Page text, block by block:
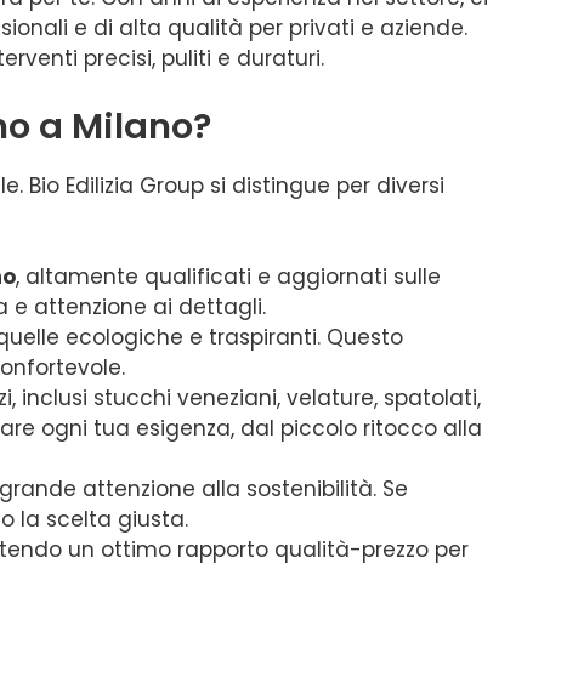
e di alta qualità per privati e aziende.
precisi, puliti e duraturi.
a Milano?
Edilizia Group si distingue per diversi
, altamente qualificati e aggiornati sulle
e attenzione ai dettagli.
ecologiche e traspiranti. Questo
inclusi stucchi veneziani, velature, spatolati,
ogni tua esigenza, dal piccolo ritocco alla
attenzione alla sostenibilità. Se
la scelta giusta.
un ottimo rapporto qualità-prezzo per